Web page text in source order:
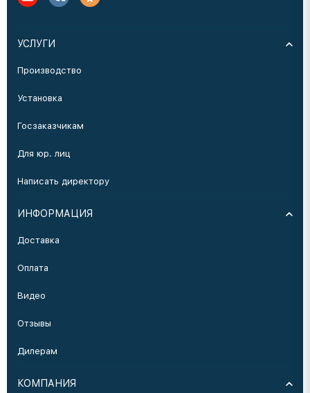
УСЛУГИ
Производство
Установка
Госзаказчикам
Для юр. лиц
Написать директору
ИНФОРМАЦИЯ
Доставка
Оплата
Видео
Отзывы
Дилерам
КОМПАНИЯ